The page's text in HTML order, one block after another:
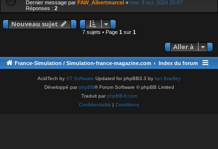
Dernier message par FAW_Albertmarcel « mar. 8 oct. 2024 20:07
Réponses : 2
Nouveau sujet
7 sujets • Page 1 sur 1
Aller à
France-Simulation / Simulation-france-magazine.com Index du forum
AcidTech by ST Software Updated for phpBB3.3 by Ian Bradley
Développé parphpBB® Forum Software © phpBB Limited
Traduit parphpBB-fr.com
Confidentialité | Conditions